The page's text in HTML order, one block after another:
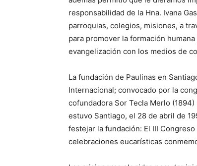
responsabilidad de la Hna. Ivana
parroquias, colegios, misio­nes, a
para promover la formación
evangelización con los medios de
La fundación de Paulinas en
Inter­nacional; convocado por la
cofundadora Sor Tecla Merlo
estuvo Santiago, el 28 de abril de
festejar la funda­ción: El III
celebraciones eucarísticas